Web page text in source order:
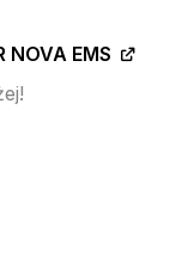
NOVA EMS